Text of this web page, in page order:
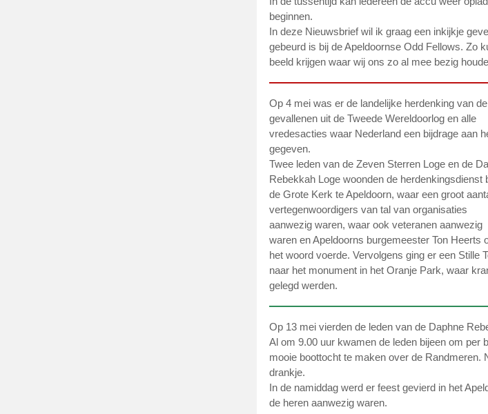
beginnen.
In deze Nieuwsbrief wil ik graag een inkijkje
gebeurd is bij de Apeldoornse Odd Fellows. Zo
beeld krijgen waar wij ons zo al mee bezig
Op 4 mei was er de landelijke herdenking van de
gevallenen uit de Tweede Wereldoorlog en alle
vredesacties waar Nederland een bijdrage aan
gegeven.
Twee leden van de Zeven Sterren Loge en de
Rebekkah Loge woonden de herdenkingsdienst
de Grote Kerk te Apeldoorn, waar een groot
vertegenwoordigers van tal van organisaties
aanwezig waren, waar ook veteranen aanwezig
waren en Apeldoorns burgemeester Ton Heerts
het woord voerde. Vervolgens ging er een Stille
naar het monument in het Oranje Park, waar
gelegd werden.
Op 13 mei vierden de leden van de Daphne
Al om 9.00 uur kwamen de leden bijeen om per
mooie boottocht te maken over de Randmeren.
drankje.
In de namiddag werd er feest gevierd in het
de heren aanwezig waren.